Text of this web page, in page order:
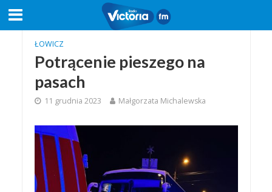
ŁOWICZ
Potrącenie pieszego na
pasach
11 grudnia 2023 Małgorzata Michalewska